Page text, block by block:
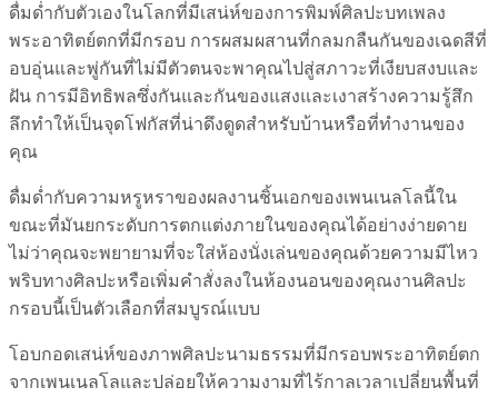
ดื่มด่ำกับตัวเองในโลกที่มีเสน่ห์ของการพิมพ์ศิลปะบทเพลง
พระอาทิตย์ตกที่มีกรอบ การผสมผสานที่กลมกลืนกันของเฉดสีที่
อบอุ่นและพู่กันที่ไม่มีตัวตนจะพาคุณไปสู่สภาวะที่เงียบสงบและ
ฝัน การมีอิทธิพลซึ่งกันและกันของแสงและเงาสร้างความรู้สึก
ลึกทำให้เป็นจุดโฟกัสที่น่าดึงดูดสำหรับบ้านหรือที่ทำงานของ
คุณ
ดื่มด่ำกับความหรูหราของผลงานชิ้นเอกของเพนเนลโลนี้ใน
ขณะที่มันยกระดับการตกแต่งภายในของคุณได้อย่างง่ายดาย
ไม่ว่าคุณจะพยายามที่จะใส่ห้องนั่งเล่นของคุณด้วยความมีไหว
พริบทางศิลปะหรือเพิ่มคำสั่งลงในห้องนอนของคุณงานศิลปะ
กรอบนี้เป็นตัวเลือกที่สมบูรณ์แบบ
โอบกอดเสน่ห์ของภาพศิลปะนามธรรมที่มีกรอบพระอาทิตย์ตก
จากเพนเนลโลและปล่อยให้ความงามที่ไร้กาลเวลาเปลี่ยนพื้นที่